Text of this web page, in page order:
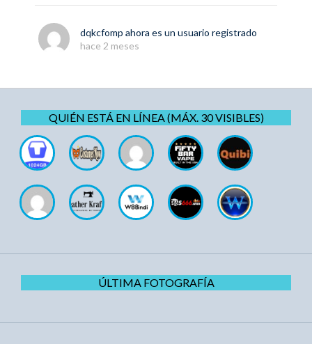
dqkcfomp ahora es un usuario registrado
hace 2 meses
QUIÉN ESTÁ EN LÍNEA (MÁX. 30 VISIBLES)
ÚLTIMA FOTOGRAFÍA